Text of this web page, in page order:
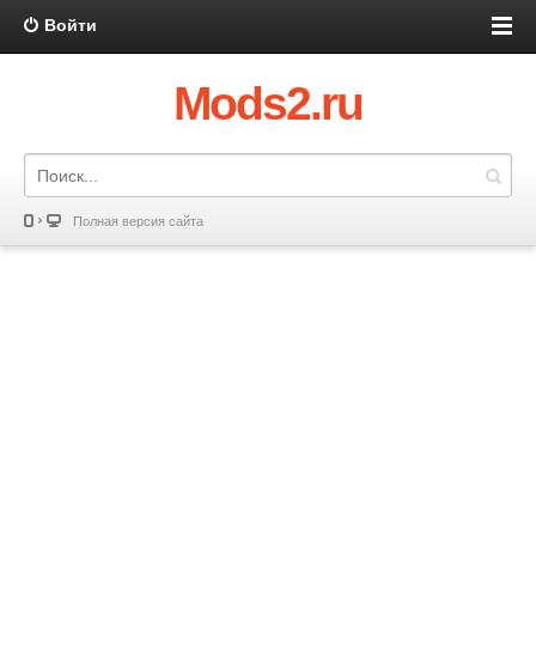
Войти
Mods2.ru
Полная версия сайта